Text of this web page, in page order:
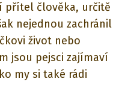
přítel člověka, určitě
nejednou zachránil
život nebo
jsou pejsci zajímaví
my si také rádi